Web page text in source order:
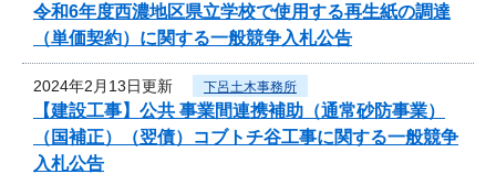
令和6年度西濃地区県立学校で使用する再生紙の調達
（単価契約）に関する一般競争入札公告
2024年2月13日更新 下呂土木事務所
【建設工事】公共 事業間連携補助（通常砂防事業）
（国補正）（翌債）コブトチ谷工事に関する一般競争
入札公告